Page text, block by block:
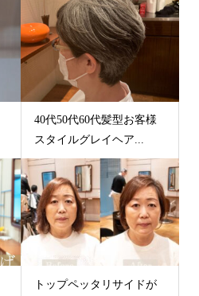
40代50代60代髪型お客様
スタイルグレイヘア...
トップペッタリサイドが